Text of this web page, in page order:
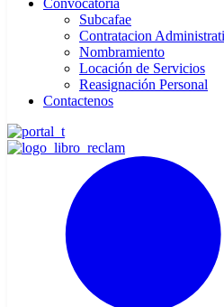
Convocatoria
Subcafae
Contratacion
Nombramiento
Locación de Servicios
Reasignación Personal
Contactenos